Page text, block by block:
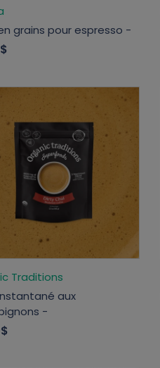
grains pour espresso -
Traditions
aux
-